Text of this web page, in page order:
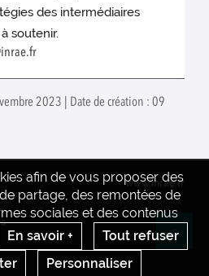
des intermédiaires
soutenir.
2023 | Date de création : 09
afin de vous proposer des
partage, des remontées de
sociales et des contenus
En savoir +
Tout refuser
Personnaliser
www.inrae.fr